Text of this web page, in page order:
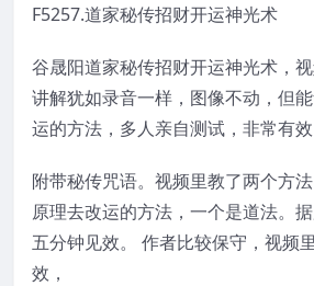
F5257.道家秘传招财开运神光术
谷晟阳道家秘传招财开运神光术，
讲解犹如录音一样，图像不动，但
运的方法，多人亲自测试，非常有效
附带秘传咒语。视频里教了两个方
原理去改运的方法，一个是道法。
五分钟见效。 作者比较保守，视频
效，